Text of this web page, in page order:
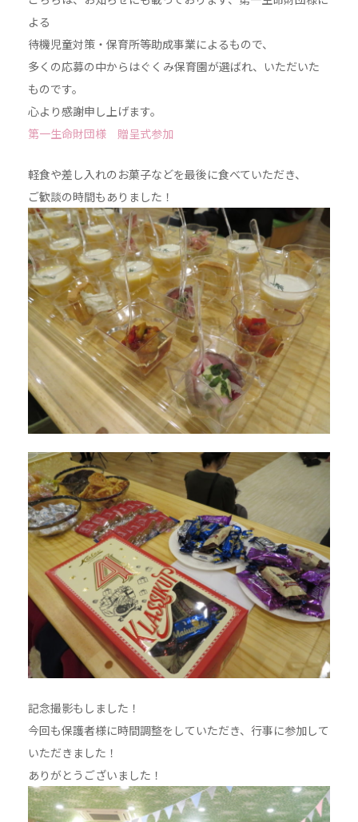
よる
待機児童対策・保育所等助成事業によるもので、
多くの応募の中からはぐくみ保育園が選ばれ、いただいた
ものです。
心より感謝申し上げます。
第一生命財団様 贈呈式参加
軽食や差し入れのお菓子などを最後に食べていただき、
ご歓談の時間もありました！
記念撮影もしました！
今回も保護者様に時間調整をしていただき、行事に参加して
いただきました！
ありがとうございました！